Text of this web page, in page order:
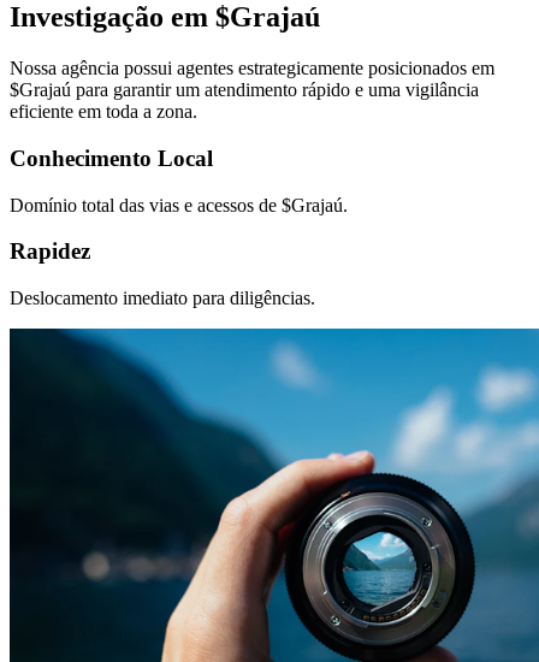
Investigação em $Grajaú
Nossa agência possui agentes estrategicamente posicionados em
$Grajaú para garantir um atendimento rápido e uma vigilância
eficiente em toda a zona.
Conhecimento Local
Domínio total das vias e acessos de $Grajaú.
Rapidez
Deslocamento imediato para diligências.